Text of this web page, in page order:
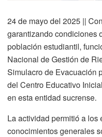
24 de mayo del 2025 ||
garantizando condiciones
población estudiantil,
Nacional de Gestión de
Simulacro de Evacuación
del Centro Educativo
en esta entidad sucrense.
La actividad permitió a los
conocimientos generales